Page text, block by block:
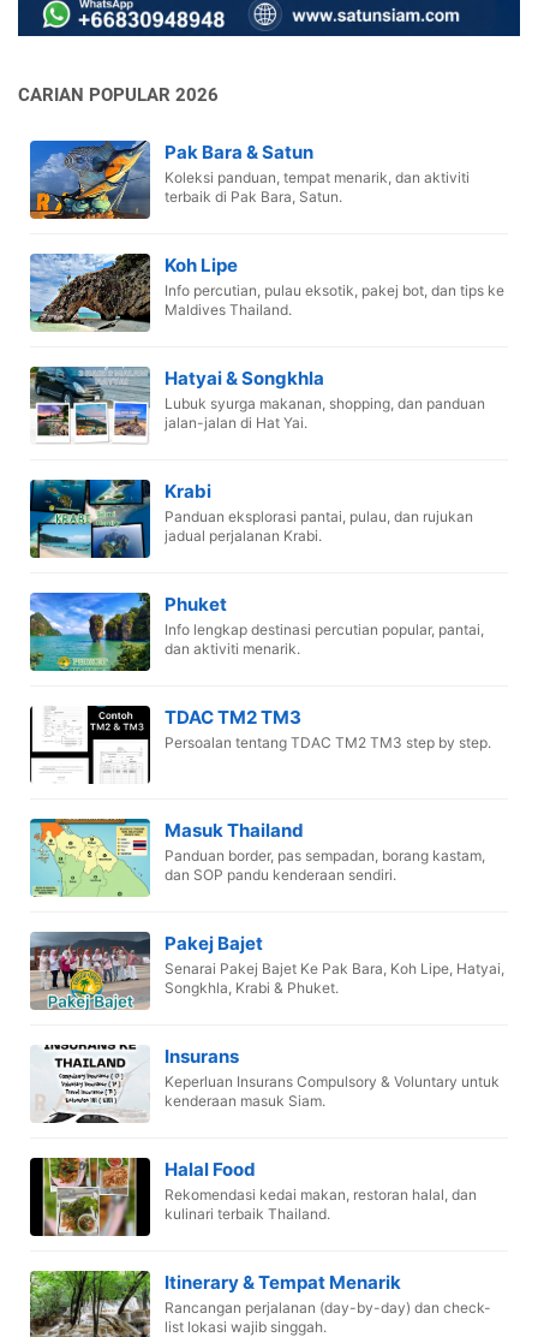
CARIAN POPULAR 2026
Pak Bara & Satun
Koleksi panduan, tempat menarik, dan aktiviti
terbaik di Pak Bara, Satun.
Koh Lipe
Info percutian, pulau eksotik, pakej bot, dan tips ke
Maldives Thailand.
Hatyai & Songkhla
Lubuk syurga makanan, shopping, dan panduan
jalan-jalan di Hat Yai.
Krabi
Panduan eksplorasi pantai, pulau, dan rujukan
jadual perjalanan Krabi.
Phuket
Info lengkap destinasi percutian popular, pantai,
dan aktiviti menarik.
TDAC TM2 TM3
Persoalan tentang TDAC TM2 TM3 step by step.
Masuk Thailand
Panduan border, pas sempadan, borang kastam,
dan SOP pandu kenderaan sendiri.
Pakej Bajet
Senarai Pakej Bajet Ke Pak Bara, Koh Lipe, Hatyai,
Songkhla, Krabi & Phuket.
Insurans
Keperluan Insurans Compulsory & Voluntary untuk
kenderaan masuk Siam.
Halal Food
Rekomendasi kedai makan, restoran halal, dan
kulinari terbaik Thailand.
Itinerary & Tempat Menarik
Rancangan perjalanan (day-by-day) dan check-
list lokasi wajib singgah.